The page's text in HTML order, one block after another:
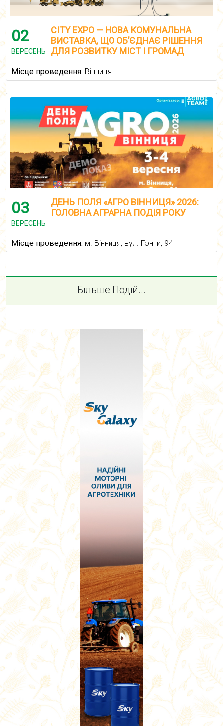
02
ВЕРЕСЕНЬ
CITY EXPO — НОВА КОМУНАЛЬНА
ВИСТАВКА, ЩО ОБ’ЄДНАЄ РІШЕННЯ
ДЛЯ РОЗВИТКУ МІСТ І ГРОМАД
Місце проведення: Вінниця
03
ВЕРЕСЕНЬ
ДЕНЬ ПОЛЯ «АГРО ВІННИЦЯ» 2026:
ГОЛОВНА АГРАРНА ПОДІЯ РОКУ
Місце проведення: м. Вінниця, вул. Гонти, 94
Більше Подій...